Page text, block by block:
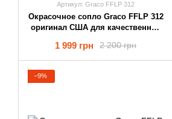
Артикул: Graco FFLP 312
Окрасочное cопло Graco FFLP 312
оригинал США для качественной
2 200 грн
1 999 грн
−9%